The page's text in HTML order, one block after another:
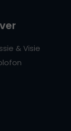
& Visie